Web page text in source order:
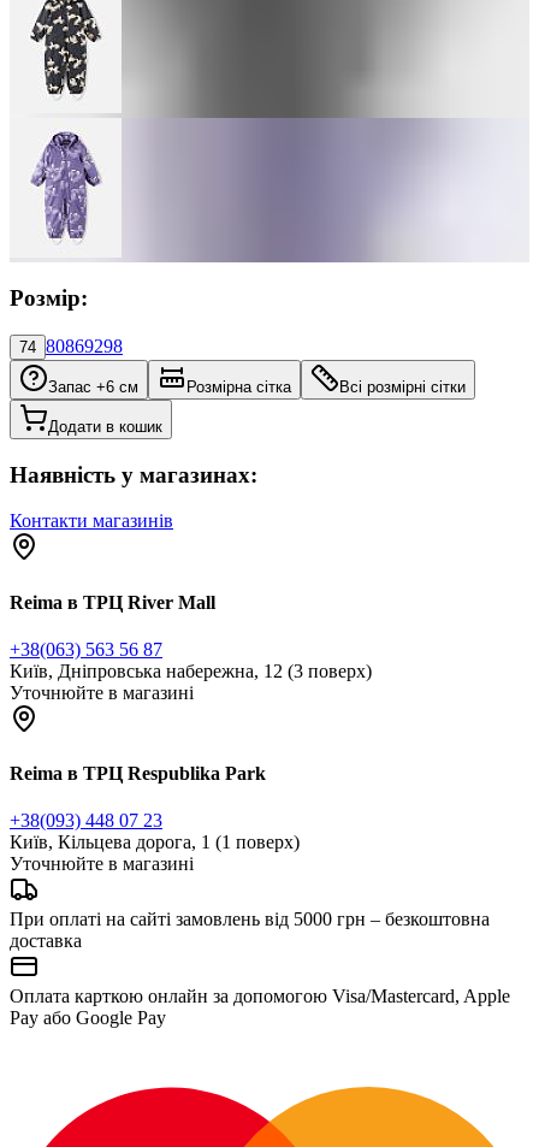
Розмір:
74 80869298
Запас +6 см Розмірна сітка Всі розмірні сітки
Додати в кошик
Наявність у магазинах:
Контакти магазинів
Reima в ТРЦ River Mall
+38(063) 563 56 87
Київ, Дніпровська набережна, 12 (3 поверх)
Уточнюйте в магазині
Reima в ТРЦ Respublika Park
+38(093) 448 07 23
Київ, Кільцева дорога, 1 (1 поверх)
Уточнюйте в магазині
При оплаті на сайті замовлень від 5000 грн – безкоштовна
доставка
Оплата карткою онлайн за допомогою Visa/Mastercard, Apple
Pay або Google Pay